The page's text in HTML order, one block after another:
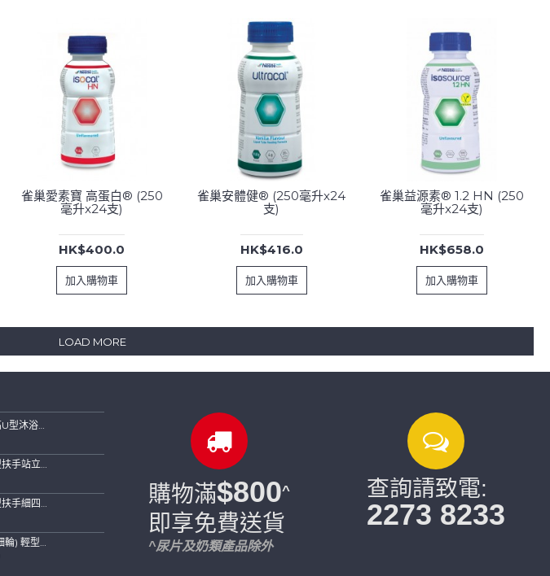
雀巢愛素寶 高蛋白® (250
毫升x24支)
HK$400.0
加入購物車
雀巢安體健® (250毫升x24
支)
HK$416.0
加入購物車
雀巢益源素® 1.2 HN (250
毫升x24支)
HK$658.0
加入購物車
LOAD MORE
Suncare 可調高U型沐浴椅連可拆背板(特闊坐位)
Suncare 長方型扶手站立式四腳拐杖 ( 藍色)
Suncare 長方型扶手細四腳站立式拐杖 (綠色)
Suncare (紅色細輪) 輕型鋁合金輪椅帶手剎車
購物滿$800^
即享免費送貨
^尿片及奶類產品除外
查詢請致電:
2273 8233